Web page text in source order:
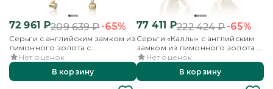
72 961 ₽209 639₽-65%
Серьги с английским замком из
лимонного золота с
фианитами
Нет оценок
В корзину
77 411 ₽222 424₽-65%
Серьги «Каллы» с английским
замком из лимонного золота с
фианитами
Нет оценок
В корзину